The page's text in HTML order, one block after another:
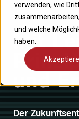
verwenden, wie
und welche
haben.
Mit
und
Der